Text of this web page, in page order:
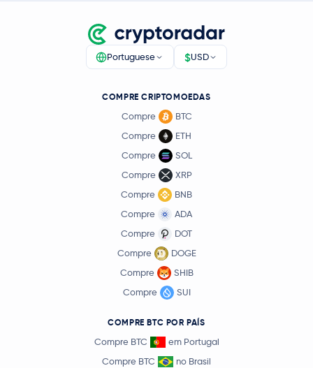
Portuguese $USD
COMPRE CRIPTOMOEDAS
Compre
BTC
Compre
ETH
Compre
SOL
Compre
XRP
Compre
BNB
Compre
ADA
Compre
DOT
Compre
DOGE
Compre
SHIB
Compre
SUI
COMPRE BTC POR PAÍS
Compre BTC
em Portugal
Compre BTC
no Brasil